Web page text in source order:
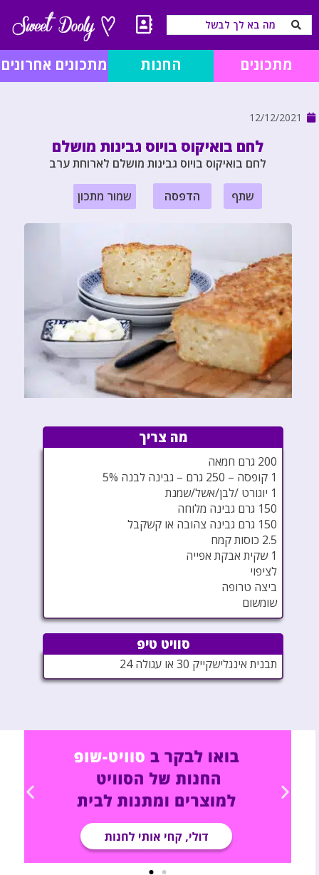
מתכונים החנות מתכונים אחרונים
12/12/2021
לחם בואיקוס בויוס גבינות מושלם
לחם בואיקוס בויוס גבינות מושלם לארוחת ערב
שתף הדפסה שמור מתכון
מה צריך
200 גרם חמאה
1 קופסה – 250 גרם – גבינה לבנה 5%
1 יוגורט /לבן/אשל/שמנת
150 גרם גבינה מלוחה
150 גרם גבינה צהובה או קשקבל
2.5 כוסות קמח
1 שקית אבקת אפייה
לציפוי
ביצה טרופה
שומשום
סוויט טיפ
תבנית אינגלישקייק 30 או עגולה 24